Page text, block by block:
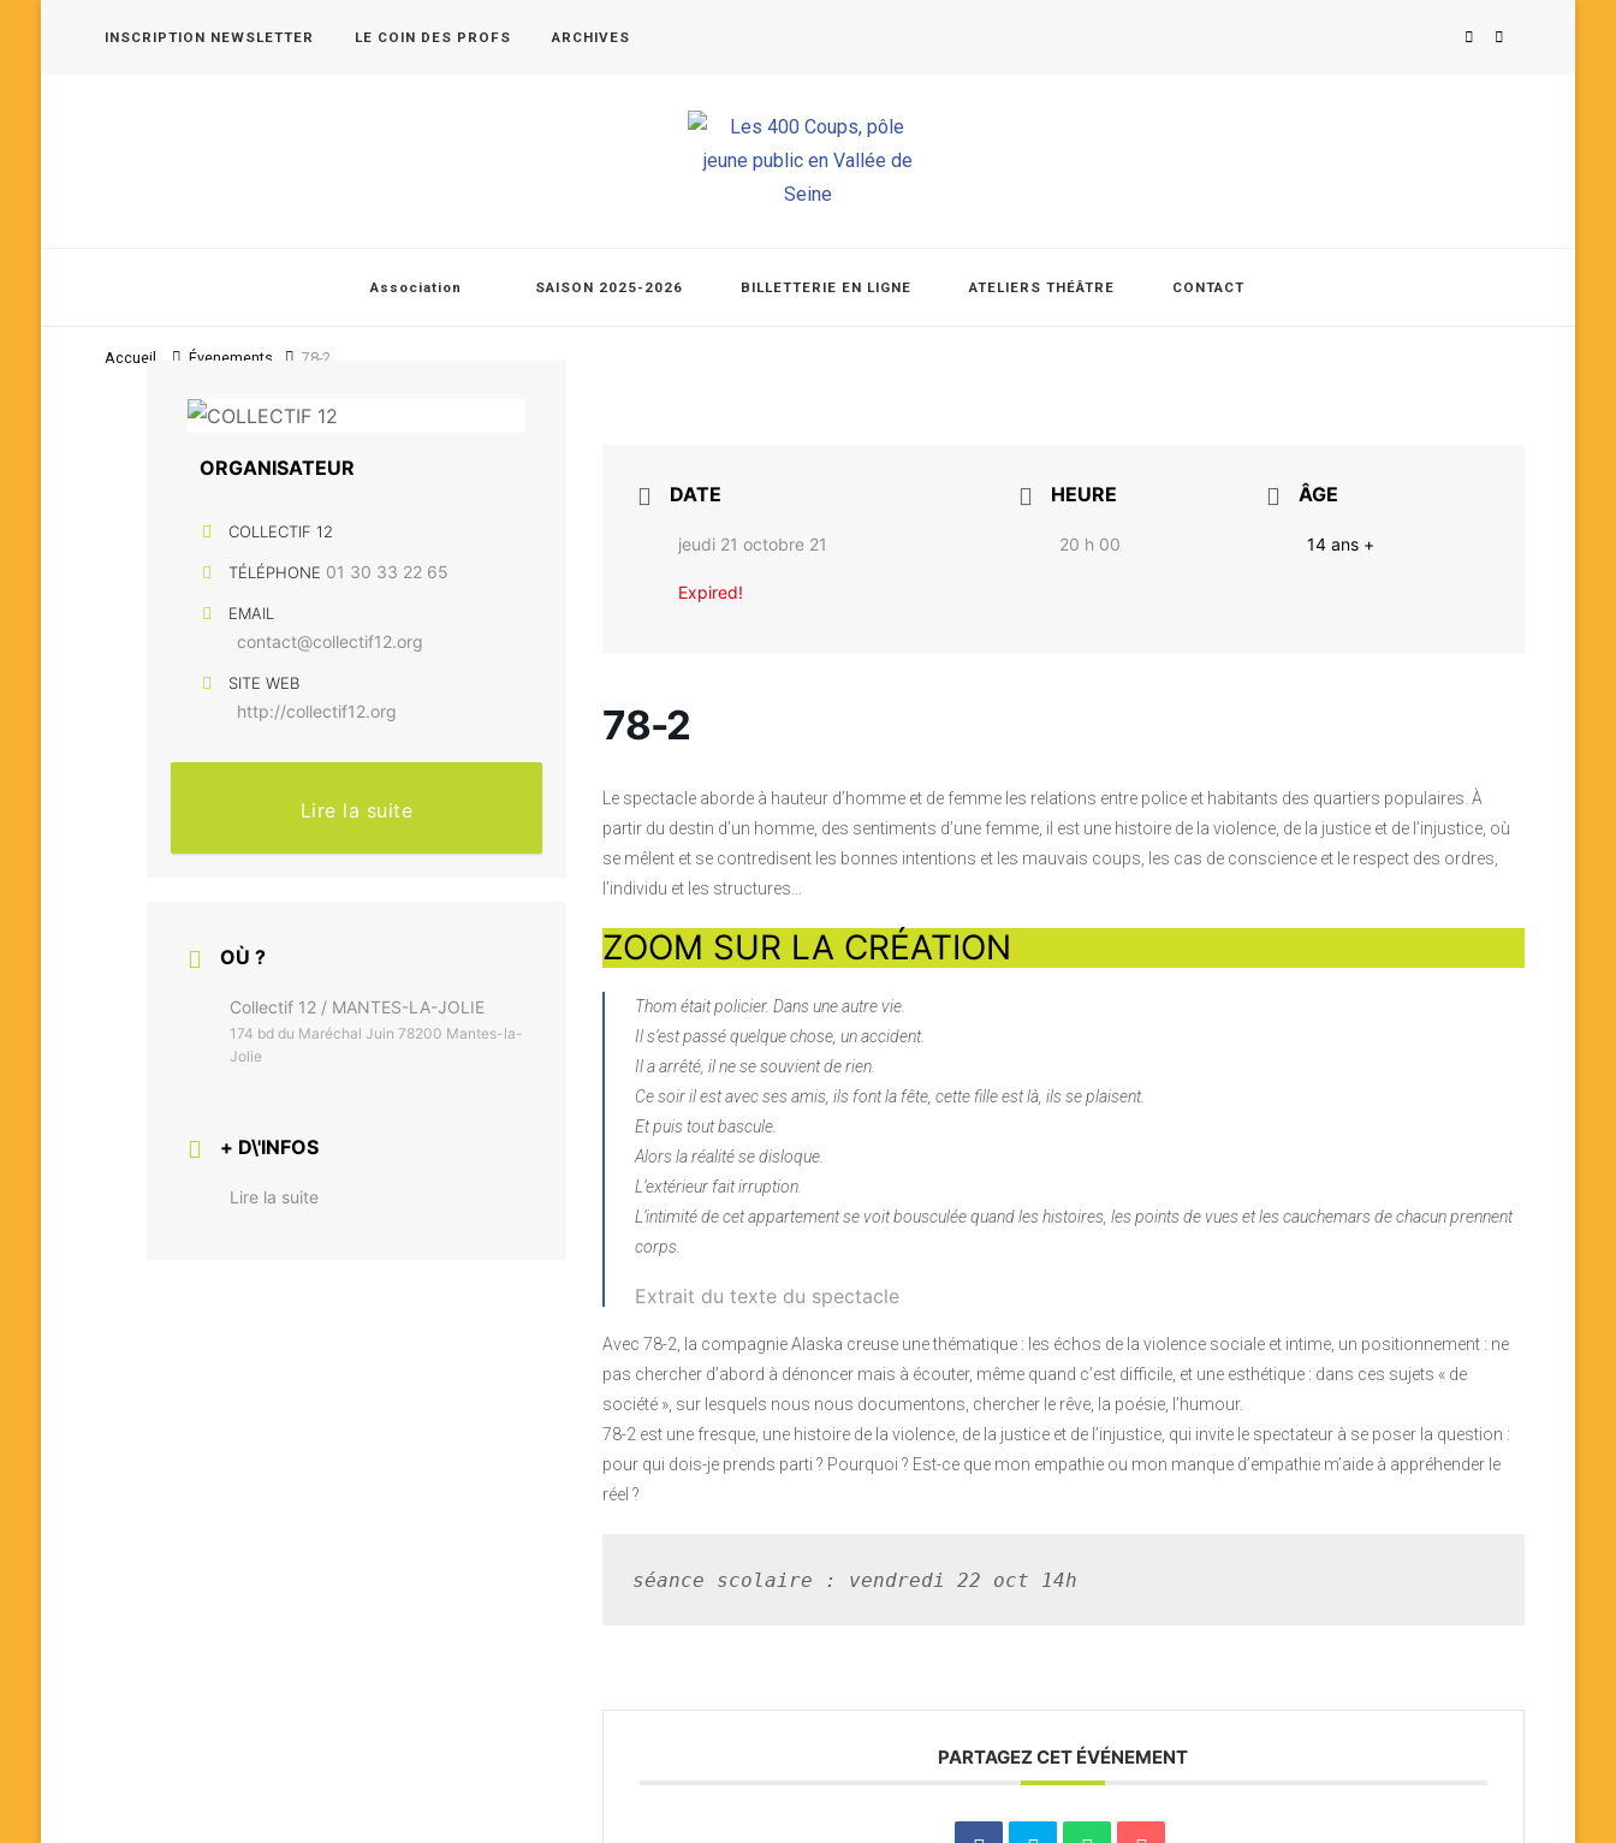
INSCRIPTION NEWSLETTER LE COIN DES PROFS ARCHIVES
Association SAISON 2025-2026 BILLETTERIE EN LIGNE ATELIERS THÉÂTRE CONTACT
Accueil Évenements 78-2
ORGANISATEUR
COLLECTIF 12
TÉLÉPHONE 01 30 33 22 65
EMAIL
contact@collectif12.org
SITE WEB
http://collectif12.org
Lire la suite
OÙ ?
Collectif 12 / MANTES-LA-JOLIE
174 bd du Maréchal Juin 78200 Mantes-la-
Jolie
+ D\'INFOS
Lire la suite
DATE
jeudi 21 octobre 21
Expired!
HEURE
20 h 00
ÂGE
14 ans +
78-2
Le spectacle aborde à hauteur d’homme et de femme les relations entre police et habitants des quartiers populaires. À
partir du destin d’un homme, des sentiments d’une femme, il est une histoire de la violence, de la justice et de l’injustice, où
se mêlent et se contredisent les bonnes intentions et les mauvais coups, les cas de conscience et le respect des ordres,
l’individu et les structures…
ZOOM SUR LA CRÉATION
Thom était policier. Dans une autre vie.
Il s’est passé quelque chose, un accident.
Il a arrêté, il ne se souvient de rien.
Ce soir il est avec ses amis, ils font la fête, cette fille est là, ils se plaisent.
Et puis tout bascule.
Alors la réalité se disloque.
L’extérieur fait irruption.
L’intimité de cet appartement se voit bousculée quand les histoires, les points de vues et les cauchemars de chacun prennent
corps.
Extrait du texte du spectacle
Avec 78-2, la compagnie Alaska creuse une thématique : les échos de la violence sociale et intime, un positionnement : ne
pas chercher d’abord à dénoncer mais à écouter, même quand c’est difficile, et une esthétique : dans ces sujets « de
société », sur lesquels nous nous documentons, chercher le rêve, la poésie, l’humour.
78-2 est une fresque, une histoire de la violence, de la justice et de l’injustice, qui invite le spectateur à se poser la question :
pour qui dois-je prends parti ? Pourquoi ? Est-ce que mon empathie ou mon manque d’empathie m’aide à appréhender le
réel ?
séance scolaire : vendredi 22 oct 14h
PARTAGEZ CET ÉVÉNEMENT